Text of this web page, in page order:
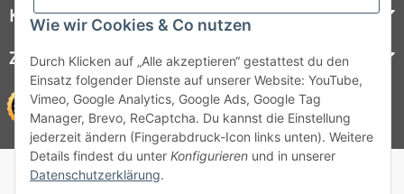
Wie wir Cookies & Co nutzen
Durch Klicken auf „Alle akzeptieren“ gestattest du den
Einsatz folgender Dienste auf unserer Website: YouTube,
Vimeo, Google Analytics, Google Ads, Google Tag
Manager, Brevo, ReCaptcha. Du kannst die Einstellung
jederzeit ändern (Fingerabdruck-Icon links unten). Weitere
Details findest du unter Konfigurieren und in unserer
Datenschutzerklärung.
Kundenservice
Zahlungsmöglichkeiten
© 1964 - 2026 Lüllmann GmbH